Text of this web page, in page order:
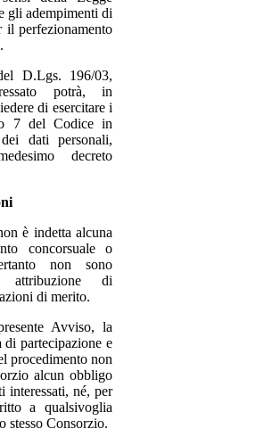
gli adempimenti di
il perfezionamento
D.Lgs. 196/03,
potrà, in
di esercitare i
7 del Codice in
dati personali,
decreto
è indetta alcuna
concorsuale o
non sono
attribuzione di
di merito.
Avviso, la
di partecipazione e
procedimento non
alcun obbligo
interessati, né, per
a qualsivoglia
stesso Consorzio.